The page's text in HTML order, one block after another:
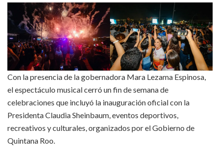
Con la presencia de la gobernadora Mara Lezama Espinosa,
el espectáculo musical cerró un fin de semana de
celebraciones que incluyó la inauguración oficial con la
Presidenta Claudia Sheinbaum, eventos deportivos,
recreativos y culturales, organizados por el Gobierno de
Quintana Roo.